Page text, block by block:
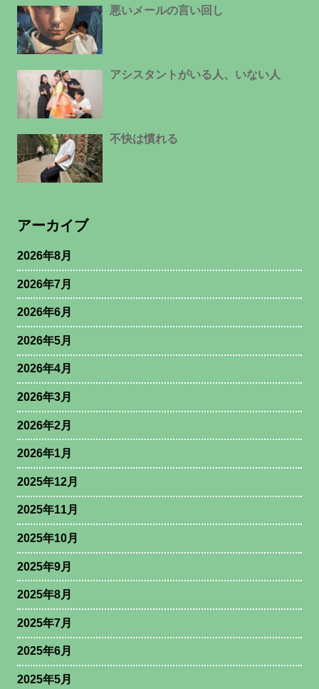
悪いメールの言い回し
アシスタントがいる人、いない人
不快は慣れる
アーカイブ
2026年8月
2026年7月
2026年6月
2026年5月
2026年4月
2026年3月
2026年2月
2026年1月
2025年12月
2025年11月
2025年10月
2025年9月
2025年8月
2025年7月
2025年6月
2025年5月